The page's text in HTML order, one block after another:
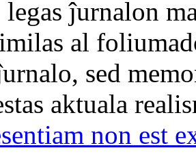
ĵurnalon
al
sed
aktuala
non est